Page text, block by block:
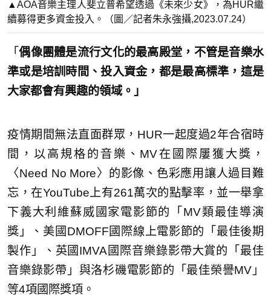
▲AOA音樂主理人斐立普希望透過《未來少女》，為HUR繼
續募得更多資金投入。（圖／記者朱永強攝,2023.07.24）
「偶像團體是流行文化的最高殿堂，不管是音樂水
準或是培訓時間、投入資金，都是最高標準，這是
大家都會有興趣的領域。」
疫情期間無法直面群眾，HUR一起度過2年合宿時
間，以高規格的音樂、MV在國際屢獲大獎，
〈Need No More〉的影像、色彩應用讓人過目難
忘，在YouTube上有261萬次的點擊率，並一舉拿
下義大利維蘇威國家電影節的「MV類最佳導演
獎」、美國DMOFF國際線上電影節的「最佳後期
製作」、英國IMVA國際音樂錄影帶大賞的「最佳
音樂錄影帶」與洛杉磯電影節的「最佳榮譽MV」
等4項國際獎項。